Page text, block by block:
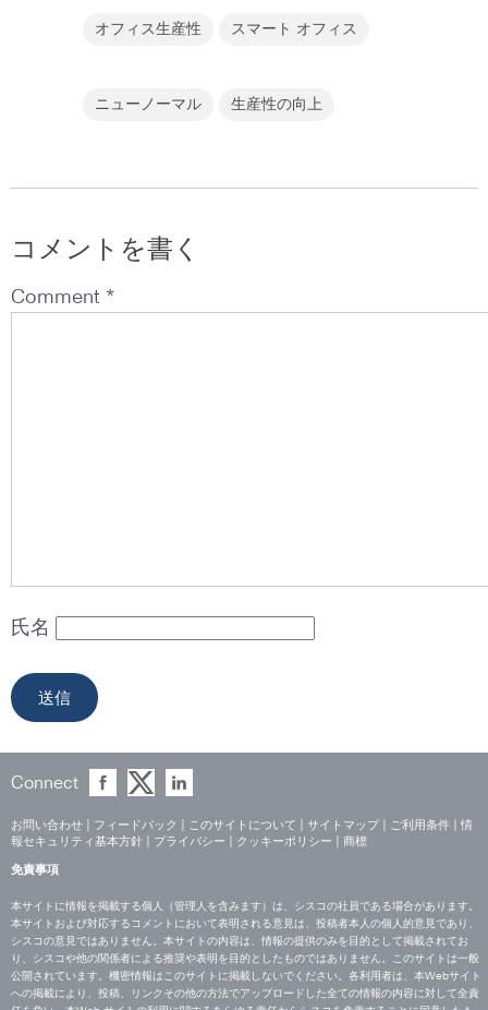
オフィス生産性 スマート オフィス
ニューノーマル 生産性の向上
コメントを書く
Comment *
氏名
Connect
お問い合わせ フィードバック このサイトについて サイトマップ ご利用条件
情
報セキュリティ基本方針
プライバシー クッキーポリシー 商標
免責事項
本サイトに情報を掲載する個人（管理人を含みます）は、シスコの社員である場合があります。
本サイトおよび対応するコメントにおいて表明される意見は、投稿者本人の個人的意見であり、
シスコの意見ではありません。本サイトの内容は、情報の提供のみを目的として掲載されてお
り、シスコや他の関係者による推奨や表明を目的としたものではありません。このサイトは一般
公開されています。機密情報はこのサイトに掲載しないでください。各利用者は、本Webサイト
への掲載により、投稿、リンクその他の方法でアップロードした全ての情報の内容に対して全責